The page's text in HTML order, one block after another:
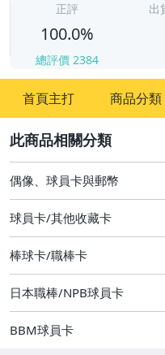
正評
100.0%
總評價 2384
出
首頁主打 商品分類
圖書/影音/文具
原創設計良品
古董、藝術與礦石
居家、家具與園藝
偶像、球員卡與郵幣
球員卡/其他收藏卡
棒球卡/職棒卡
日本職棒/NPB球員卡
BBM球員卡